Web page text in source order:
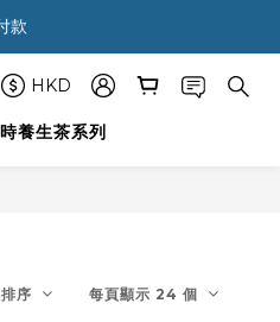
款
HKD
養生茶系列
序 每頁顯示 24 個